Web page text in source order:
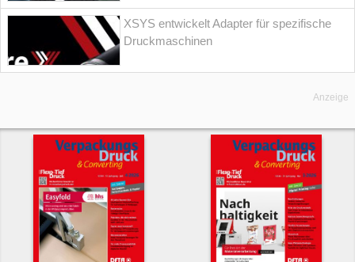
XSYS entwickelt Adapter für spezifische
Druckmaschinen
Anzeige